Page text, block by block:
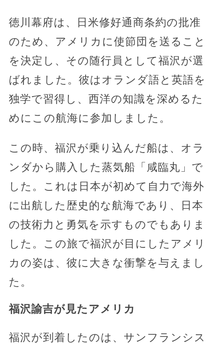
徳川幕府は、日米修好通商条約の批准
のため、アメリカに使節団を送ること
を決定し、その随行員として福沢が選
ばれました。彼はオランダ語と英語を
独学で習得し、西洋の知識を深めるた
めにこの航海に参加しました。
この時、福沢が乗り込んだ船は、オラ
ンダから購入した蒸気船「咸臨丸」で
した。これは日本が初めて自力で海外
に出航した歴史的な航海であり、日本
の技術力と勇気を示すものでもありま
した。この旅で福沢が目にしたアメリ
カの姿は、彼に大きな衝撃を与えまし
た。
福沢諭吉が見たアメリカ
福沢が到着したのは、サンフランシス